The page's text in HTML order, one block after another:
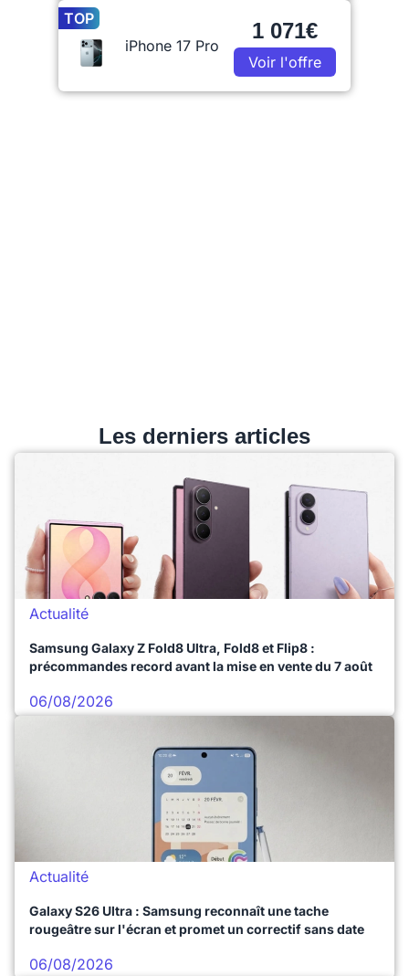
TOP
iPhone 17 Pro
1 071€
Voir l'offre
Les derniers articles
Actualité
Samsung Galaxy Z Fold8 Ultra, Fold8 et Flip8 :
précommandes record avant la mise en vente du 7 août
06/08/2026
Actualité
Galaxy S26 Ultra : Samsung reconnaît une tache
rougeâtre sur l'écran et promet un correctif sans date
06/08/2026